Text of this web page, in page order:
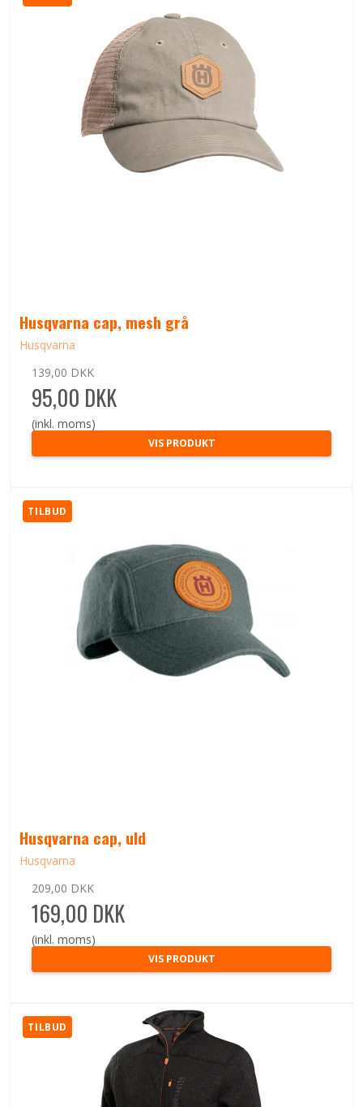
Husqvarna cap, mesh grå
Husqvarna
139,00 DKK
95,00 DKK
(inkl. moms)
VIS PRODUKT
TILBUD
Husqvarna cap, uld
Husqvarna
209,00 DKK
169,00 DKK
(inkl. moms)
VIS PRODUKT
TILBUD